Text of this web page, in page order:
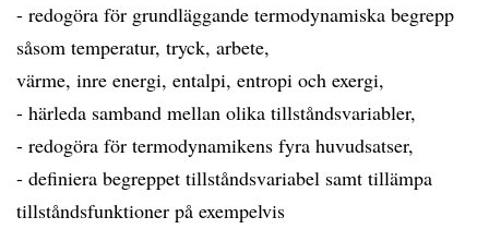
- redogöra för grundläggande termodynamiska begrepp
såsom temperatur, tryck, arbete,
värme, inre energi, entalpi, entropi och exergi,
- härleda samband mellan olika tillståndsvariabler,
- redogöra för termodynamikens fyra huvudsatser,
- definiera begreppet tillståndsvariabel samt tillämpa
tillståndsfunktioner på exempelvis